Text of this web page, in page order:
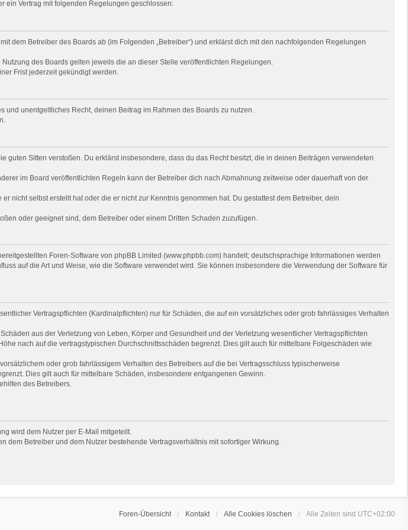
ein Vertrag mit folgenden Regelungen geschlossen:
dem Betreiber des Boards ab (im Folgenden „Betreiber“) und erklärst dich mit den nachfolgenden Regelungen
des Boards gelten jeweils die an dieser Stelle veröffentlichten Regelungen.
Frist jederzeit gekündigt werden.
unentgeltliches Recht, deinen Beitrag im Rahmen des Boards zu nutzen.
Sitten verstoßen. Du erklärst insbesondere, dass du das Recht besitzt, die in deinen Beiträgen verwendeten
im Board veröffentlichten Regeln kann der Betreiber dich nach Abmahnung zeitweise oder dauerhaft von der
nicht selbst erstellt hat oder die er nicht zur Kenntnis genommen hat. Du gestattest dem Betreiber, dein
oder geeignet sind, dem Betreiber oder einem Dritten Schaden zuzufügen.
Foren-Software von phpBB Limited (www.phpbb.com) handelt; deutschsprachige Informationen werden
auf die Art und Weise, wie die Software verwendet wird. Sie können insbesondere die Verwendung der Software für
Vertragspflichten (Kardinalpflichten) nur für Schäden, die auf ein vorsätzliches oder grob fahrlässiges Verhalten
aus der Verletzung von Leben, Körper und Gesundheit und der Verletzung wesentlicher Vertragspflichten
nach auf die vertragstypischen Durchschnittsschäden begrenzt. Dies gilt auch für mittelbare Folgeschäden wie
oder grob fahrlässigem Verhalten des Betreibers auf die bei Vertragsschluss typischerweise
Dies gilt auch für mittelbare Schäden, insbesondere entgangenen Gewinn.
des Betreibers.
wird dem Nutzer per E-Mail mitgeteilt.
dem Betreiber und dem Nutzer bestehende Vertragsverhältnis mit sofortiger Wirkung.
Foren-Übersicht Kontakt Alle Cookies löschen Alle Zeiten sind UTC+02:00